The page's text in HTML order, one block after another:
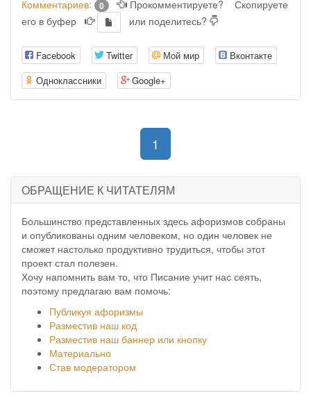
Комментариев: 0 Прокомментируете?
Скопируете
его в буфер
или поделитесь?
Facebook Twitter Мой мир
Вконтакте
Одноклассники
Google+
1
ОБРАЩЕНИЕ К ЧИТАТЕЛЯМ
Большинство представленных здесь афоризмов собраны
и опубликованы одним человеком, но один человек не
сможет настолько продуктивно трудиться, чтобы этот
проект стал полезен.
Хочу напомнить вам то, что Писание учит нас сеять,
поэтому предлагаю вам помочь:
Публикуя афоризмы
Разместив наш код
Разместив наш баннер или кнопку
Материально
Став модератором